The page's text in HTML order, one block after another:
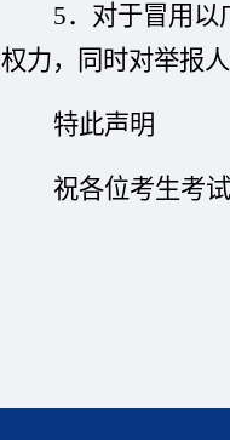
5． 对于冒用以
权力，同时对举报
特此声明
祝各位考生考